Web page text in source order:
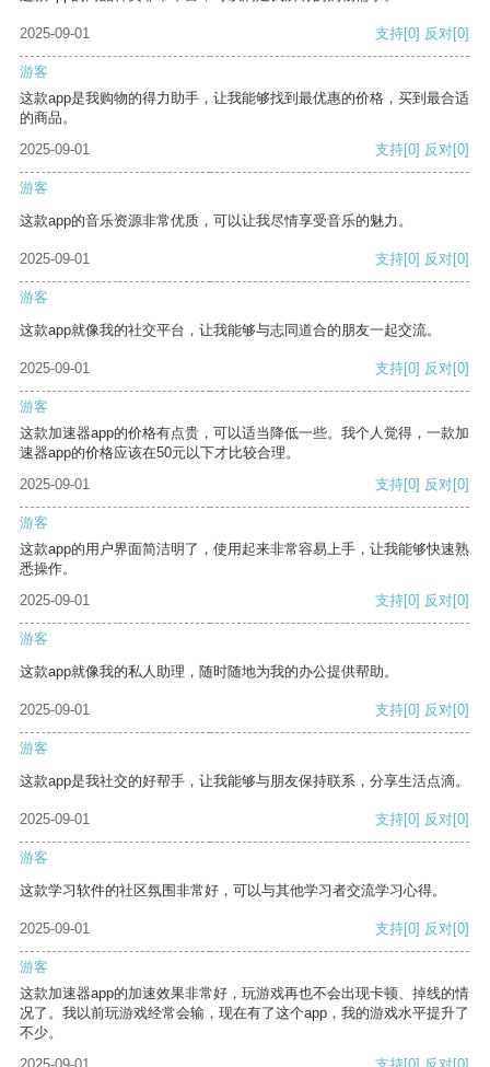
2025-09-01 支持[0] 反对[0]
游客
这款app是我购物的得力助手，让我能够找到最优惠的价格，买到最合适
的商品。
2025-09-01
支持[0] 反对[0]
游客
这款app的音乐资源非常优质，可以让我尽情享受音乐的魅力。
2025-09-01 支持[0] 反对[0]
游客
这款app就像我的社交平台，让我能够与志同道合的朋友一起交流。
2025-09-01 支持[0] 反对[0]
游客
这款加速器app的价格有点贵，可以适当降低一些。我个人觉得，一款加
速器app的价格应该在50元以下才比较合理。
2025-09-01
支持[0] 反对[0]
游客
这款app的用户界面简洁明了，使用起来非常容易上手，让我能够快速熟
悉操作。
2025-09-01
支持[0] 反对[0]
游客
这款app就像我的私人助理，随时随地为我的办公提供帮助。
2025-09-01 支持[0] 反对[0]
游客
这款app是我社交的好帮手，让我能够与朋友保持联系，分享生活点滴。
2025-09-01 支持[0] 反对[0]
游客
这款学习软件的社区氛围非常好，可以与其他学习者交流学习心得。
2025-09-01 支持[0] 反对[0]
游客
这款加速器app的加速效果非常好，玩游戏再也不会出现卡顿、掉线的情
况了。我以前玩游戏经常会输，现在有了这个app，我的游戏水平提升了
不少。